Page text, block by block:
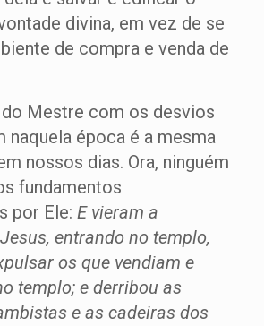
divina, em vez de se
de compra e venda de
Mestre com os desvios
naquela época é a mesma
nossos dias. Ora, ninguém
fundamentos
por Ele: E vieram a
entrando no templo,
os que vendiam e
templo; e derribou as
e as cadeiras dos